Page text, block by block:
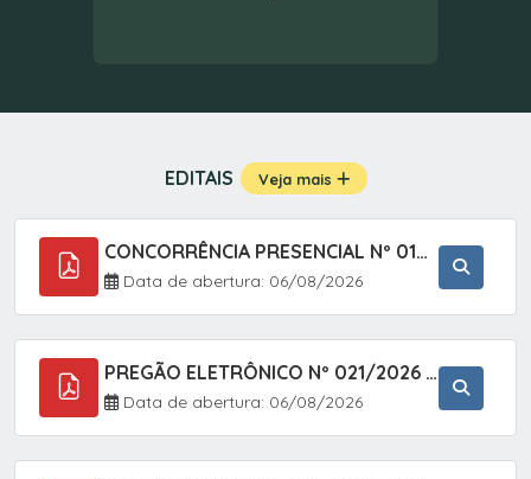
EDITAIS Veja mais
CONCORRÊNCIA PRESENCIAL Nº 019/2025 - PAVIMENTAÇÃO ASFÁLTICA EM TRECHO DA RUA 2 NO BAIRRO VILA SOARES NO MUNICÍPIO DE SETE BARRAS/SP.
Data de abertura: 06/08/2026
PREGÃO ELETRÔNICO Nº 021/2026 - AQUISIÇÃO DE CONTENTORES E CARRINHOS, DESTINADOS A COLETIVA E MANEJO DE RESÍDUOS SÓLIDOS, ATRAVÉS DO SISTEMA DE REGISTRO DE PREÇOS (SRP)
Data de abertura: 06/08/2026